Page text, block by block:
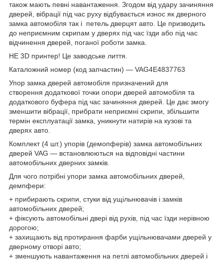
також мають певні навантаження. Згодом від удару зачиняння
дверей, вібрації під час руху відбувається износ як дверного
замка автомобіля так і петель дверцят авто. Це призводить
до неприємним скрипам у дверях під час їзди або під час
відчинення дверей, поганої роботи замка.
НЕ 3D принтер! Це заводське лиття.
Каталожний номер (код запчастин) — VAG4E4837763
Упор замка дверей автомобіля призначений для
створення додаткової точки опори дверей автомобіля та
додаткового буфера під час зачиняння дверей. Це дає змогу
зменшити вібрації, прибрати неприємні скрипи, збільшити
термін експлуатації замка, уникнути натирів на кузові та
дверях авто.
Комплект (4 шт.) упорів (демопферів) замка автомобільних
дверей VAG — встановлюються на відповідні частини
автомобільних дверних замків.
Для чого потрібні упори замка автомобільних дверей,
демпфери:
+ прибирають скрипи, стуки від ущільнювачів і замків
автомобільних дверей;
+ фіксують автомобільні двері від рухів, під час їзди нерівною
дорогою;
+ захищають від протирання фарби ущільнювачами дверей у
дверному отворі авто;
+ зменшують навантаження на петлі автомобільних дверей і